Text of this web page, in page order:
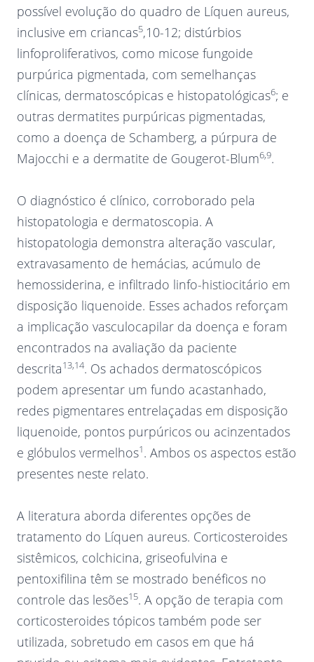
possível evolução do quadro de Líquen aureus,
inclusive em criancas5,10-12; distúrbios
linfoproliferativos, como micose fungoide
purpúrica pigmentada, com semelhanças
clínicas, dermatoscópicas e histopatológicas6; e
outras dermatites purpúricas pigmentadas,
como a doença de Schamberg, a púrpura de
Majocchi e a dermatite de Gougerot-Blum6,9.
O diagnóstico é clínico, corroborado pela
histopatologia e dermatoscopia. A
histopatologia demonstra alteração vascular,
extravasamento de hemácias, acúmulo de
hemossiderina, e infiltrado linfo-histiocitário em
disposição liquenoide. Esses achados reforçam
a implicação vasculocapilar da doença e foram
encontrados na avaliação da paciente
descrita13,14. Os achados dermatoscópicos
podem apresentar um fundo acastanhado,
redes pigmentares entrelaçadas em disposição
liquenoide, pontos purpúricos ou acinzentados
e glóbulos vermelhos1. Ambos os aspectos estão
presentes neste relato.
A literatura aborda diferentes opções de
tratamento do Líquen aureus. Corticosteroides
sistêmicos, colchicina, griseofulvina e
pentoxifilina têm se mostrado benéficos no
controle das lesões15. A opção de terapia com
corticosteroides tópicos também pode ser
utilizada, sobretudo em casos em que há